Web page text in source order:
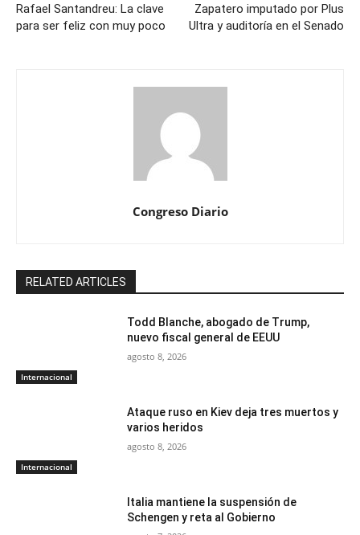
Rafael Santandreu: La clave
para ser feliz con muy poco
Zapatero imputado por Plus
Ultra y auditoría en el Senado
Congreso Diario
RELATED ARTICLES
Internacional
Todd Blanche, abogado de Trump,
nuevo fiscal general de EEUU
agosto 8, 2026
Internacional
Ataque ruso en Kiev deja tres muertos y
varios heridos
agosto 8, 2026
Italia mantiene la suspensión de
Schengen y reta al Gobierno